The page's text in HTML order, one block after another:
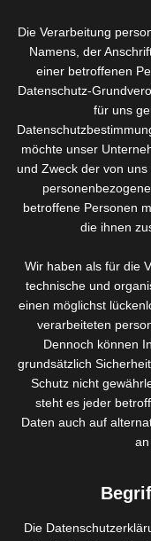
Anwendung von
Ort, der einem die
Die eigentliche
folgenden Zyklen:
Aromahandbad
Handpeeling
Nagelpflege
eine wohltuende
SPA-Maniküre
50,- Euro
Die Verarbeitung
Namens, der
einer betroffenen
Datenschutz-
für uns
möchte unser
und Zweck der von
betroffene Personen
die ihnen
Wir haben als für die
technische und
einen möglichst
verarbeiteten
Dennoch können
grundsätzlich
Schutz nicht
steht es jeder
Daten auch auf
Die